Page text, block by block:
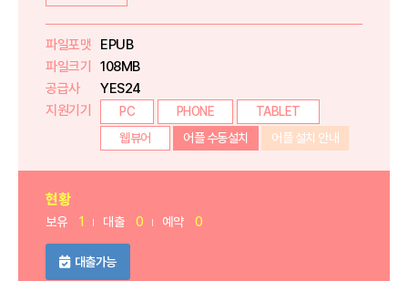
파일포맷
EPUB
파일크기
108MB
공급사
YES24
지원기기
PC PHONE
TABLET
웹뷰어
어플 수동설치 어플 설치 안내
현황
보유 1 대출 0 예약 0
대출가능